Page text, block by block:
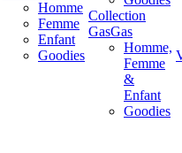
Homme
Femme
Enfant
Goodies
Collection
GasGas
Homme,
Femme
&
Enfant
Goodies